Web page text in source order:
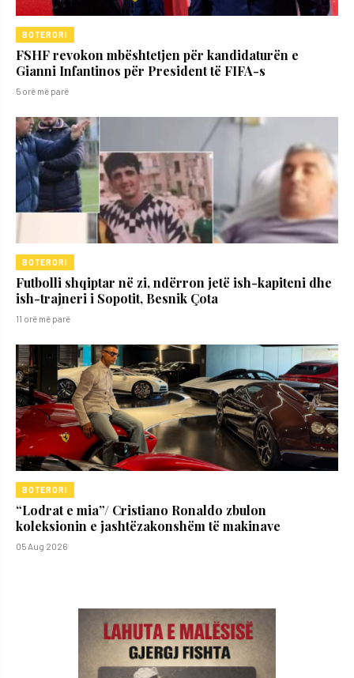
BOTERORI
FSHF revokon mbështetjen për kandidaturën e
Gianni Infantinos për President të FIFA-s
5 orë më parë
BOTERORI
Futbolli shqiptar në zi, ndërron jetë ish-kapiteni dhe
ish-trajneri i Sopotit, Besnik Çota
11 orë më parë
BOTERORI
“Lodrat e mia”/ Cristiano Ronaldo zbulon
koleksionin e jashtëzakonshëm të makinave
05 Aug 2026